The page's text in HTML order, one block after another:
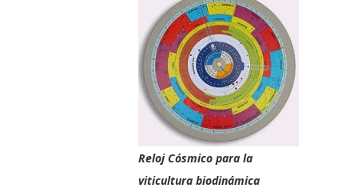
Reloj Cósmico para la
viticultura biodinámica